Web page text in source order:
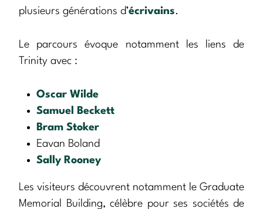
plusieurs générations d’écrivains.
Le parcours évoque notamment les liens de
Trinity avec :
Oscar Wilde
Samuel Beckett
Bram Stoker
Eavan Boland
Sally Rooney
Les visiteurs découvrent notamment le Graduate
Memorial Building, célèbre pour ses sociétés de